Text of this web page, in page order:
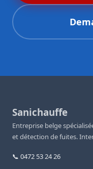
Sanichauffe
Entreprise belge
et détection de fuites.
📞 0472 53 24 26